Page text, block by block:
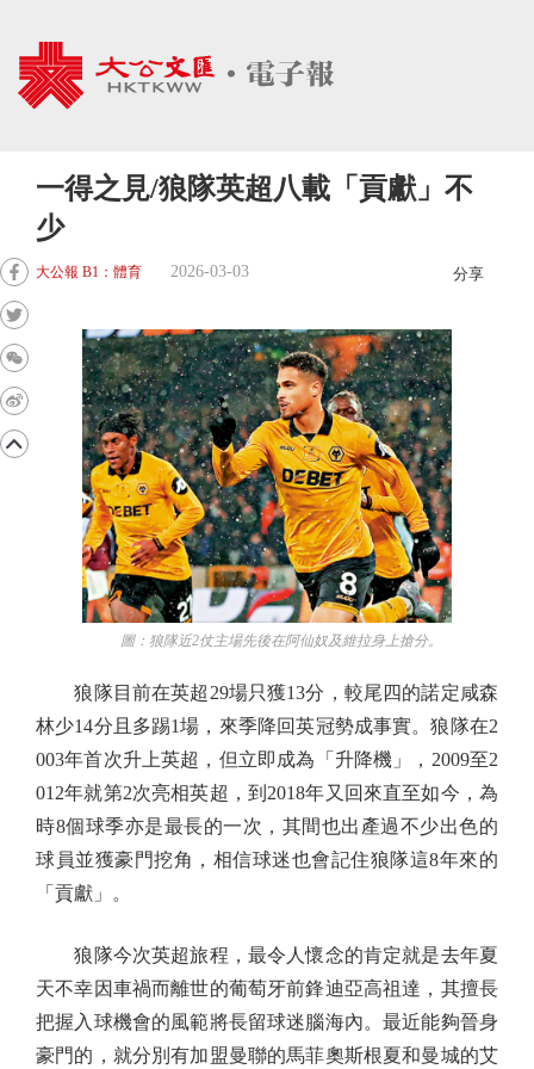
一得之見/狼隊英超八載「貢獻」不
少
大公報 B1：體育 2026-03-03 分享
圖：狼隊近2仗主場先後在阿仙奴及維拉身上搶分。
狼隊目前在英超29場只獲13分，較尾四的諾定咸森
林少14分且多踢1場，來季降回英冠勢成事實。狼隊在2
003年首次升上英超，但立即成為「升降機」，2009至2
012年就第2次亮相英超，到2018年又回來直至如今，為
時8個球季亦是最長的一次，其間也出產過不少出色的
球員並獲豪門挖角，相信球迷也會記住狼隊這8年來的
「貢獻」。
狼隊今次英超旅程，最令人懷念的肯定就是去年夏
天不幸因車禍而離世的葡萄牙前鋒迪亞高祖達，其擅長
把握入球機會的風範將長留球迷腦海內。最近能夠晉身
豪門的，就分別有加盟曼聯的馬菲奧斯根夏和曼城的艾